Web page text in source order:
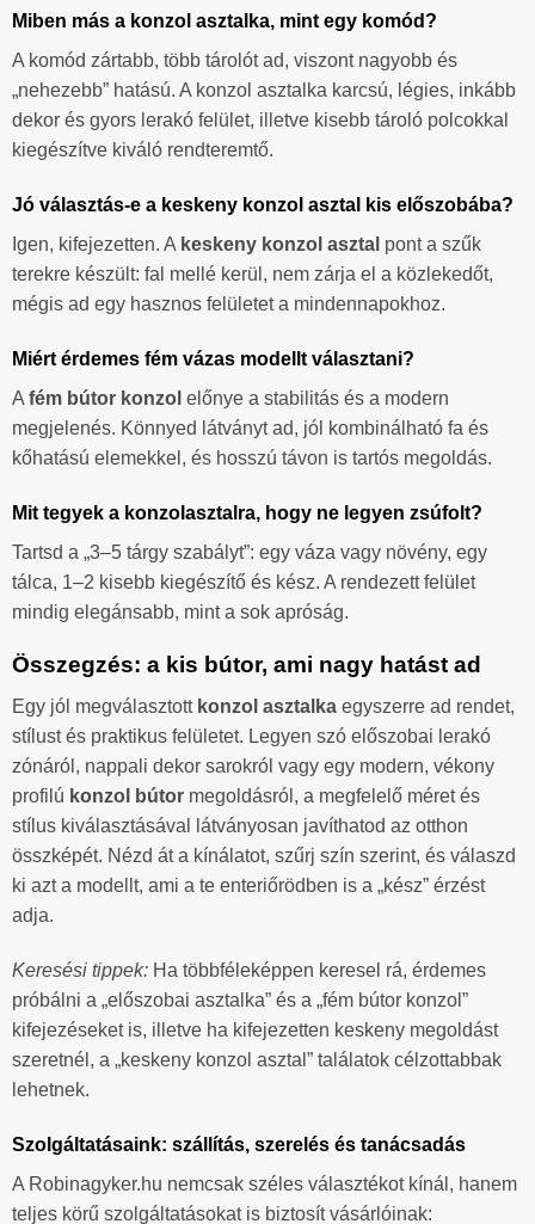
Miben más a konzol asztalka, mint egy komód?
A komód zártabb, több tárolót ad, viszont nagyobb és
„nehezebb” hatású. A konzol asztalka karcsú, légies, inkább
dekor és gyors lerakó felület, illetve kisebb tároló polcokkal
kiegészítve kiváló rendteremtő.
Jó választás-e a keskeny konzol asztal kis előszobába?
Igen, kifejezetten. A keskeny konzol asztal pont a szűk
terekre készült: fal mellé kerül, nem zárja el a közlekedőt,
mégis ad egy hasznos felületet a mindennapokhoz.
Miért érdemes fém vázas modellt választani?
A fém bútor konzol előnye a stabilitás és a modern
megjelenés. Könnyed látványt ad, jól kombinálható fa és
kőhatású elemekkel, és hosszú távon is tartós megoldás.
Mit tegyek a konzolasztalra, hogy ne legyen zsúfolt?
Tartsd a „3–5 tárgy szabályt”: egy váza vagy növény, egy
tálca, 1–2 kisebb kiegészítő és kész. A rendezett felület
mindig elegánsabb, mint a sok apróság.
Összegzés: a kis bútor, ami nagy hatást ad
Egy jól megválasztott konzol asztalka egyszerre ad rendet,
stílust és praktikus felületet. Legyen szó előszobai lerakó
zónáról, nappali dekor sarokról vagy egy modern, vékony
profilú konzol bútor megoldásról, a megfelelő méret és
stílus kiválasztásával látványosan javíthatod az otthon
összképét. Nézd át a kínálatot, szűrj szín szerint, és válaszd
ki azt a modellt, ami a te enteriőrödben is a „kész” érzést
adja.
Keresési tippek: Ha többféleképpen keresel rá, érdemes
próbálni a „előszobai asztalka” és a „fém bútor konzol”
kifejezéseket is, illetve ha kifejezetten keskeny megoldást
szeretnél, a „keskeny konzol asztal” találatok célzottabbak
lehetnek.
Szolgáltatásaink: szállítás, szerelés és tanácsadás
A Robinagyker.hu nemcsak széles választékot kínál, hanem
teljes körű szolgáltatásokat is biztosít vásárlóinak: